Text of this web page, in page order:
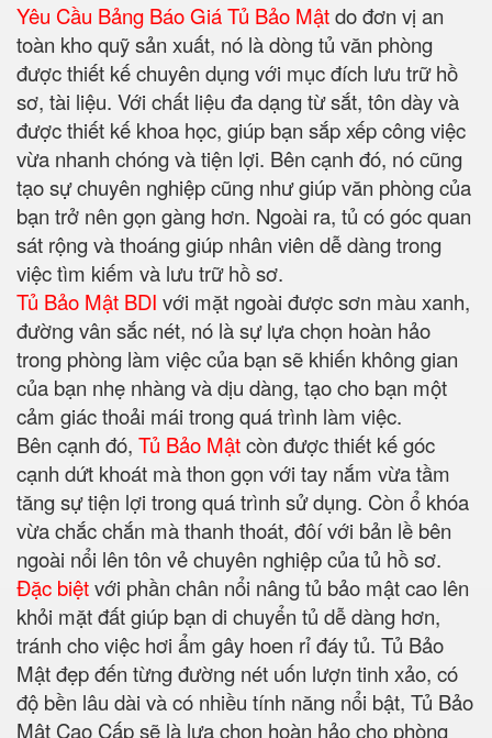
Yêu Cầu Bảng Báo Giá Tủ Bảo Mậtdo đơn vị an
toàn kho quỹ sản xuất, nó là dòng tủ văn phòng
được thiết kế chuyên dụng với mục đích lưu trữ hồ
sơ, tài liệu. Với chất liệu đa dạng từ sắt, tôn dày và
được thiết kế khoa học, giúp bạn sắp xếp công việc
vừa nhanh chóng và tiện lợi. Bên cạnh đó, nó cũng
tạo sự chuyên nghiệp cũng như giúp văn phòng của
bạn trở nên gọn gàng hơn. Ngoài ra, tủ có góc quan
sát rộng và thoáng giúp nhân viên dễ dàng trong
việc tìm kiếm và lưu trữ hồ sơ.
Tủ Bảo Mật BDI với mặt ngoài được sơn màu xanh,
đường vân sắc nét, nó là sự lựa chọn hoàn hảo
trong phòng làm việc của bạn sẽ khiến không gian
của bạn nhẹ nhàng và dịu dàng, tạo cho bạn một
cảm giác thoải mái trong quá trình làm việc.
Bên cạnh đó, Tủ Bảo Mậtcòn được thiết kế góc
cạnh dứt khoát mà thon gọn với tay nắm vừa tầm
tăng sự tiện lợi trong quá trình sử dụng. Còn ổ khóa
vừa chắc chắn mà thanh thoát, đôí với bản lề bên
ngoài nổi lên tôn vẻ chuyên nghiệp của tủ hồ sơ.
Đặc biệtvới phần chân nổi nâng tủ bảo mật cao lên
khỏi mặt đất giúp bạn di chuyển tủ dễ dàng hơn,
tránh cho việc hơi ẩm gây hoen rỉ đáy tủ. Tủ Bảo
Mật đẹp đến từng đường nét uốn lượn tinh xảo, có
độ bền lâu dài và có nhiều tính năng nổi bật, Tủ Bảo
Mật Cao Cấp sẽ là lựa chọn hoàn hảo cho phòng